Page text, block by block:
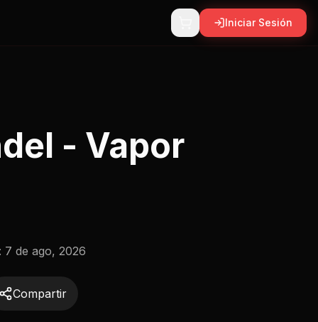
Iniciar Sesión
- Vapor
7 de ago, 2026
Compartir